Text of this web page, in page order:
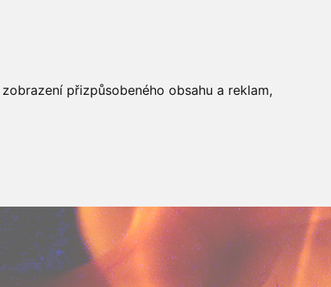
přizpůsobeného obsahu a reklam,